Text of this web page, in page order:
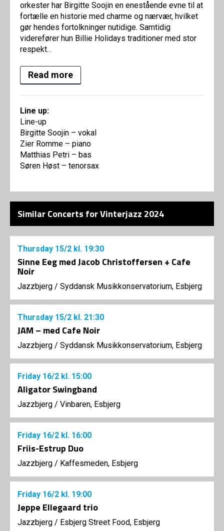
orkester har Birgitte Soojin en enestående evne til at
fortælle en historie med charme og nærvær, hvilket
gør hendes fortolkninger nutidige. Samtidig
viderefører hun Billie Holidays traditioner med stor
respekt...
Read more
Line up:
Line-up
Birgitte Soojin – vokal
Zier Romme – piano
Matthias Petri – bas
Søren Høst – tenorsax
Similar Concerts for Vinterjazz 2024
Thursday 15/2 kl. 19:30
Sinne Eeg med Jacob Christoffersen + Cafe
Noir
Jazzbjerg / Syddansk Musikkonservatorium, Esbjerg
Thursday 15/2 kl. 21:30
JAM – med Cafe Noir
Jazzbjerg / Syddansk Musikkonservatorium, Esbjerg
Friday 16/2 kl. 15:00
Aligator Swingband
Jazzbjerg / Vinbaren, Esbjerg
Friday 16/2 kl. 16:00
Friis-Estrup Duo
Jazzbjerg / Kaffesmeden, Esbjerg
Friday 16/2 kl. 19:00
Jeppe Ellegaard trio
Jazzbjerg / Esbjerg Street Food, Esbjerg